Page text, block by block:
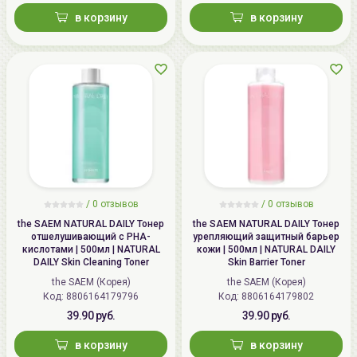
в корзину в корзину
/ 0 отзывов
the SAEM NATURAL DAILY Тонер
отшелушивающий с PHA-
кислотами | 500мл | NATURAL
DAILY Skin Cleaning Toner
the SAEM (Корея)
Код: 8806164179796
39.90 руб.
в корзину
/ 0 отзывов
the SAEM NATURAL DAILY Тонер
урепляющий защитный барьер
кожи | 500мл | NATURAL DAILY
Skin Barrier Toner
the SAEM (Корея)
Код: 8806164179802
39.90 руб.
в корзину